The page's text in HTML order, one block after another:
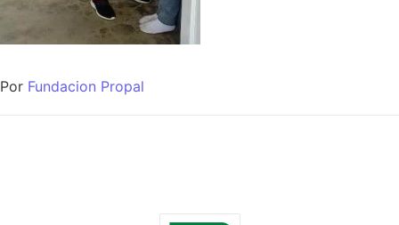
Por Fundacion Propal